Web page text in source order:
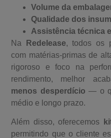
Volume da
Qualidade dos
Assistência técnica
Na
Redelease, todos os
com matérias-primas de
rigoroso e foco na
rendimento, melhor
menos desperdício — o
médio e longo prazo.
Além disso, oferecemos
permitindo que o cliente